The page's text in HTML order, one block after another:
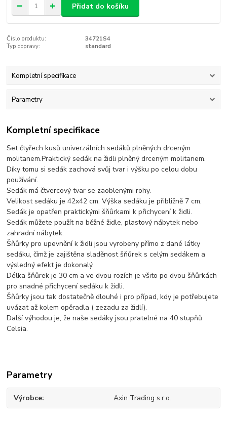
Přidat do košíku
Číslo produktu:
34721S4
Typ dopravy:
standard
Kompletní specifikace
Parametry
Kompletní specifikace
Set čtyřech kusů univerzálních sedáků plněných drceným
molitanem.Praktický sedák na židli plněný drceným molitanem.
Díky tomu si sedák zachová svůj tvar i výšku po celou dobu
používání.
Sedák má čtvercový tvar se zaoblenými rohy.
Velikost sedáku je 42x42 cm. Výška sedáku je přibližně 7 cm.
Sedák je opatřen praktickými šňůrkami k přichycení k židli.
Sedák můžete použít na běžné židle, plastový nábytek nebo
zahradní nábytek.
Šňůrky pro upevnění k židli jsou vyrobeny přímo z dané látky
sedáku, čímž je zajištěna sladěnost šňůrek s celým sedákem a
výsledný efekt je dokonalý.
Délka šňůrek je 30 cm a ve dvou rozích je všito po dvou šňůrkách
pro snadné přichycení sedáku k židli.
Šňůrky jsou tak dostatečně dlouhé i pro případ, kdy je potřebujete
uvázat až kolem opěradla ( zezadu za židlí).
Další výhodou je, že naše sedáky jsou pratelné na 40 stupňů
Celsia.
Parametry
Výrobce Axin Trading s.r.o.